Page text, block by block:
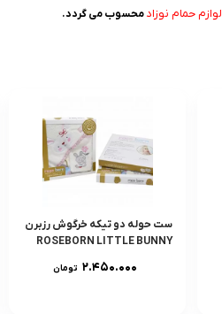
لوازم حمام نوزادمحسوب می گردد.
ست حوله دو تيکه خرگوش رزبرن
ROSEBORN LITTLE BUNNY
۲.۴۵۰.۰۰۰ تومان